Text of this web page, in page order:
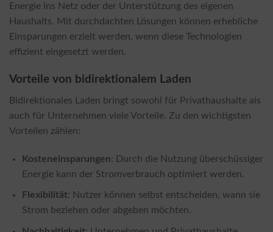
Energie ins Netz oder der Unterstützung des eigenen
Haushalts. Mit durchdachten Lösungen können erhebliche
Einsparungen erzielt werden, wenn diese Technologien
effizient eingesetzt werden.
Vorteile von bidirektionalem Laden
Bidirektionales Laden bringt sowohl für Privathaushalte als
auch für Unternehmen viele Vorteile. Zu den wichtigsten
Vorteilen zählen:
Kosteneinsparungen: Durch die Nutzung überschüssiger
Energie kann der Stromverbrauch optimiert werden.
Flexibilität: Nutzer können selbst entscheiden, wann sie
Strom beziehen oder abgeben möchten.